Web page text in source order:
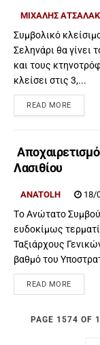
ΜΙΧΆΛΗΣ
Συμβολικό
Σεληνάρι θα γίνει
και τους
κλείσει στις 3,...
READ MORE
Λασιθίου
ANATOLH 18/
Tο Ανώτατο
ευδοκίμως
Ταξιάρχους
βαθμό του
READ MORE
PAGE 1574 OF